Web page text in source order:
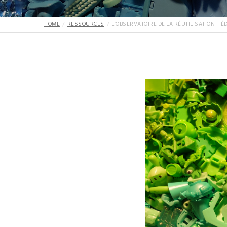
HOME RESSOURCES L’OBSERVATOIRE DE LA RÉUTILISATION –